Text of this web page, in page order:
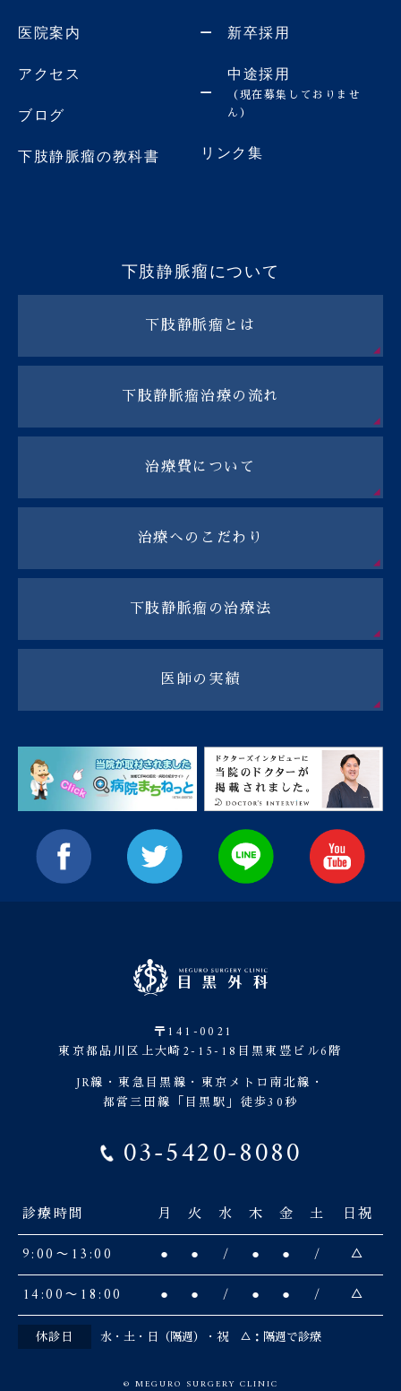
医院案内
アクセス
ブログ
下肢静脈瘤の教科書
新卒採用
中途採用
（現在募集しておりませ
ん）
リンク集
下肢静脈瘤について
下肢静脈瘤とは
下肢静脈瘤治療の流れ
治療費について
治療へのこだわり
下肢静脈瘤の治療法
医師の実績
〒141-0021
東京都品川区上大崎2-15-18目黒東豊ビル6階
JR線・東急目黒線・東京メトロ南北線・
都営三田線「目黒駅」徒歩30秒
03-5420-8080
診療時間 月 火 水 木 金 土
日祝
9:00〜13:00
● ● / ● ● /
△
14:00〜18:00
● ● / ● ● / △
休診日 水・土・日（隔週）・祝 △：隔週で診療
© MEGURO SURGERY CLINIC